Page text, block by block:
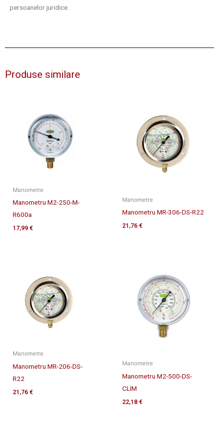
persoanelor juridice.
Produse similare
Manometre
Manometru M2-250-M-
R600a
17,99 €
Manometre
Manometru MR-306-DS-R22
21,76 €
Manometre
Manometru MR-206-DS-
R22
21,76 €
Manometre
Manometru M2-500-DS-
CLIM
22,18 €